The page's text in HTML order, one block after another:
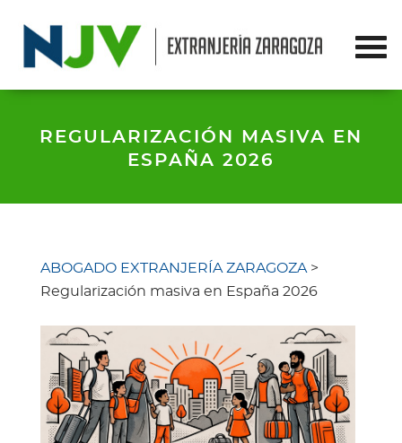
REGULARIZACIÓN MASIVA EN
ESPAÑA 2026
ABOGADO EXTRANJERÍA ZARAGOZA>
Regularización masiva en España 2026